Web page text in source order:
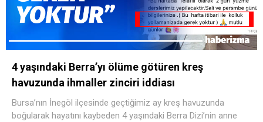
4 yaşındaki Berra’yı ölüme götüren kreş
havuzunda ihmaller zinciri iddiası
Bursa’nın İnegöl ilçesinde geçtiğimiz ay kreş havuzunda
boğularak hayatını kaybeden 4 yaşındaki Berra Dizi’nin anne